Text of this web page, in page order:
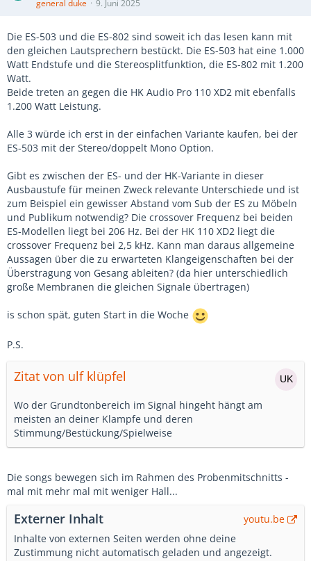
general duke 9. Juni 2025
Die ES-503 und die ES-802 sind soweit ich das lesen kann mit
den gleichen Lautsprechern bestückt. Die ES-503 hat eine 1.000
Watt Endstufe und die Stereosplitfunktion, die ES-802 mit 1.200
Watt.
Beide treten an gegen die HK Audio Pro 110 XD2 mit ebenfalls
1.200 Watt Leistung.
Alle 3 würde ich erst in der einfachen Variante kaufen, bei der
ES-503 mit der Stereo/doppelt Mono Option.
Gibt es zwischen der ES- und der HK-Variante in dieser
Ausbaustufe für meinen Zweck relevante Unterschiede und ist
zum Beispiel ein gewisser Abstand vom Sub der ES zu Möbeln
und Publikum notwendig? Die crossover Frequenz bei beiden
ES-Modellen liegt bei 206 Hz. Bei der HK 110 XD2 liegt die
crossover Frequenz bei 2,5 kHz. Kann man daraus allgemeine
Aussagen über die zu erwarteten Klangeigenschaften bei der
Überstragung von Gesang ableiten? (da hier unterschiedlich
große Membranen die gleichen Signale übertragen)
is schon spät, guten Start in die Woche
P.S.
Zitat von ulf klüpfel
Wo der Grundtonbereich im Signal hingeht hängt am
meisten an deiner Klampfe und deren
Stimmung/Bestückung/Spielweise
Die songs bewegen sich im Rahmen des Probenmitschnitts -
mal mit mehr mal mit weniger Hall...
Externer Inhalt
youtu.be
Inhalte von externen Seiten werden ohne deine
Zustimmung nicht automatisch geladen und angezeigt.